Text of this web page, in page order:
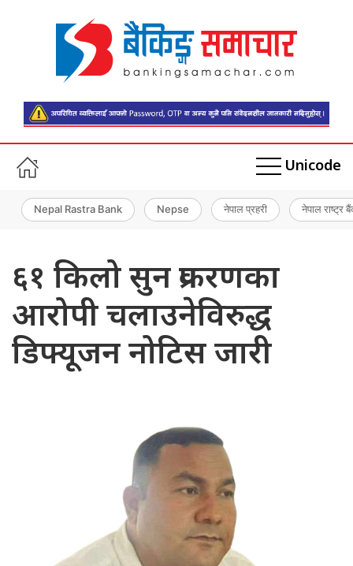
Unicode
Nepal Rastra Bank Nepse नेपाल प्रहरी नेपाल राष्ट्र
६१ किलो सुन प्रकरणका
आरोपी चलाउनेविरुद्ध
डिफ्यूजन नोटिस जारी